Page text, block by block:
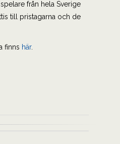
från hela Sverige
till pristagarna och de
finns här.